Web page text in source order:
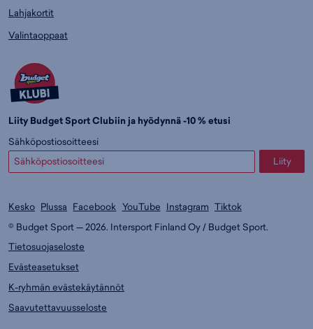
Lahjakortit
Valintaoppaat
Liity Budget Sport Clubiin ja hyödynnä -10 % etusi
Sähköpostiosoitteesi
Liity
Kesko Plussa Facebook YouTube Instagram Tiktok
© Budget Sport — 2026. Intersport Finland Oy / Budget Sport.
Tietosuojaseloste
Evästeasetukset
K-ryhmän evästekäytännöt
Saavutettavuusseloste